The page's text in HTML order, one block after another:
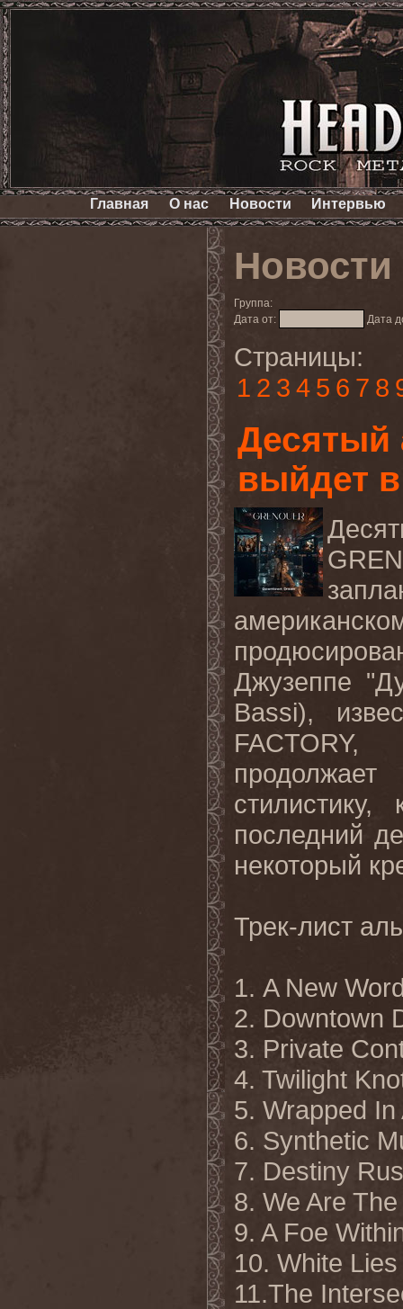
Главная О нас Новости Интервью
Новости
Группа:
Дата от:
Дата
Страницы:
1 2 3 4 5 6 7 8
Десятый
выйдет
Джузеппе
Bassi),
стилистику,
последний
некоторый
Трек-лист
1. A New
2. Downtown
3. Private
4. Twilight
5. Wrapped In
6. Synthetic
7. Destiny
8. We Are
9. A Foe
10. White Lies
11.The